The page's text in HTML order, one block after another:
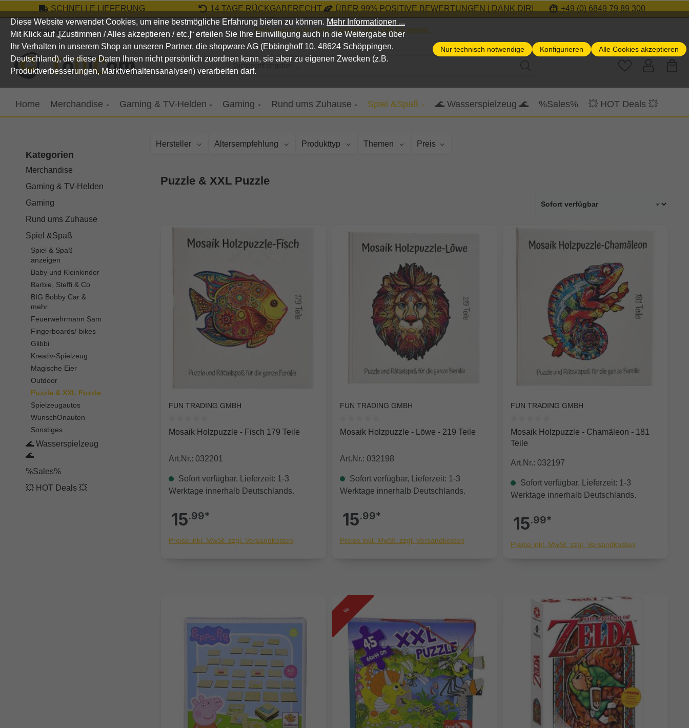
Hauptinhalt springen
Zur Suche springen
Zur Hauptnavigation springen
SCHNELLE LIEFERUNG 14 TAGE RÜCKGABERECHT ÜBER 99% POSITIVE BEWERTUNGEN | DANK DIR! +49 (0) 6849 79 89 300
Kontakt/Standort DEIN SHOP FÜR SPIEL, SPASS UND VIELES MEHR...
Suchbegriff eingeben ...
Home Merchandise Gaming & TV-Helden Gaming Rund ums Zuhause Spiel &Spaß 🌊 Wasserspielzeug 🌊 %Sales% 💥 HOT Deals 💥
Kategorien
Merchandise
Gaming & TV-Helden
Gaming
Rund ums Zuhause
Spiel &Spaß
Spiel & Spaß
anzeigen
Baby und Kleinkinder
Barbie, Steffi & Co
BIG Bobby Car &
mehr
Feuerwehrmann Sam
Fingerboards/-bikes
Glibbi
Kreativ-Spielzeug
Magische Eier
Outdoor
Puzzle & XXL Puzzle
Spielzeugautos
WunschOnauten
Sonstiges
🌊 Wasserspielzeug
🌊
%Sales%
💥 HOT Deals 💥
Hersteller Altersempfehlung Produkttyp Themen Preis
Puzzle & XXL Puzzle
FUN TRADING GMBH
Durchschnittliche Bewertung von 0 von 5 Sternen
Mosaik Holzpuzzle - Fisch 179 Teile
Art.Nr.: 032201
Sofort verfügbar, Lieferzeit: 1-3
Werktage innerhalb Deutschlands.
15.99*
Preise inkl. MwSt. zzgl. Versandkosten
FUN TRADING GMBH
Durchschnittliche Bewertung von 0 von 5 Sternen
Mosaik Holzpuzzle - Löwe - 219 Teile
Art.Nr.: 032198
Sofort verfügbar, Lieferzeit: 1-3
Werktage innerhalb Deutschlands.
15.99*
Preise inkl. MwSt. zzgl. Versandkosten
FUN TRADING GMBH
Durchschnittliche Bewertung von 0 von 5
Mosaik Holzpuzzle - Chamäleon - 181
Teile
Art.Nr.: 032197
Sofort verfügbar, Lieferzeit: 1-3
Werktage innerhalb Deutschlands.
15.99*
Preise inkl. MwSt. zzgl. Versandkosten
%
Diese Website verwendet Cookies, um eine bestmögliche Erfahrung bieten zu können. Mehr Informationen ...
Mit Klick auf „[Zustimmen / Alles akzeptieren / etc.]“ erteilen Sie Ihre Einwilligung auch in die Weitergabe über
Ihr Verhalten in unserem Shop an unseren Partner, die shopware AG (Ebbinghoff 10, 48624 Schöppingen,
Deutschland), die diese Daten Ihnen nicht persönlich zuordnen kann, sie aber zu eigenen Zwecken (z.B.
Produktverbesserungen, Marktverhaltensanalysen) verarbeiten darf.
Nur technisch notwendige Konfigurieren Alle Cookies akzeptieren